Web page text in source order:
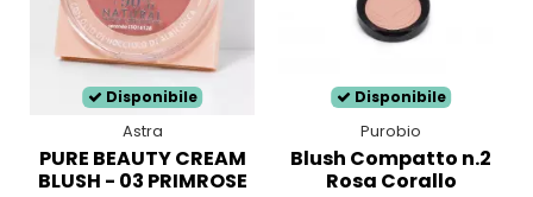
Disponibile
Astra
PURE BEAUTY CREAM
BLUSH - 03 PRIMROSE
Disponibile
Purobio
Blush Compatto n.2
Rosa Corallo